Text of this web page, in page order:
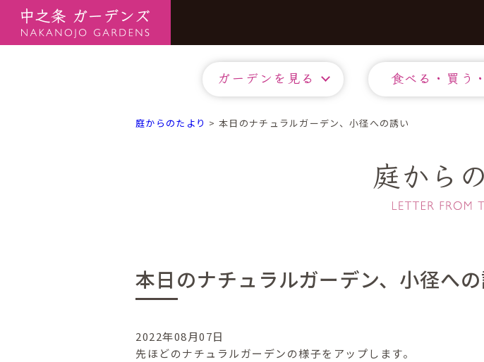
ガーデンを見る 食べる・買う
庭からのたより >本日のナチュラルガーデン、小径への誘い
庭から
本日のナチュラルガーデン、小径へ
2022年08月07日
先ほどのナチュラルガーデンの様子をアップします。